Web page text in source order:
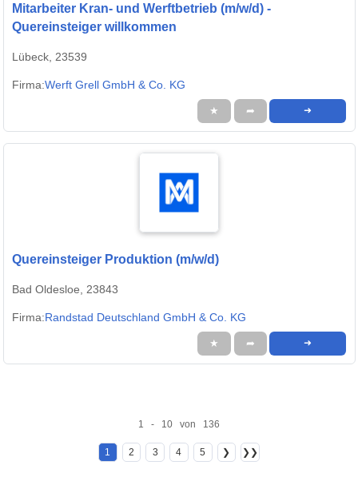
Mitarbeiter Kran- und Werftbetrieb (m/w/d) -
Quereinsteiger willkommen
Lübeck, 23539
Firma:Werft Grell GmbH & Co. KG
★ ➦ ➜
Quereinsteiger Produktion (m/w/d)
Bad Oldesloe, 23843
Firma:Randstad Deutschland GmbH & Co. KG
★ ➦ ➜
1 - 10 von 136
1 2 3 4 5 ❯ ❯❯